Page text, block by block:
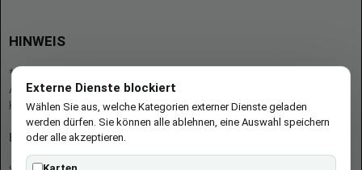
HINWEIS
* = Afilliate-Link (=Werbung)
Als Amazon-Partner verdient der Seitenbetreiber an qualifizierten
Käufen.
Hinweis zu Preisen und Verfügbarkeiten
Externe Dienste blockiert
Wählen Sie aus, welche Kategorien externer Dienste geladen
werden dürfen. Sie können alle ablehnen, eine Auswahl speichern
oder alle akzeptieren.